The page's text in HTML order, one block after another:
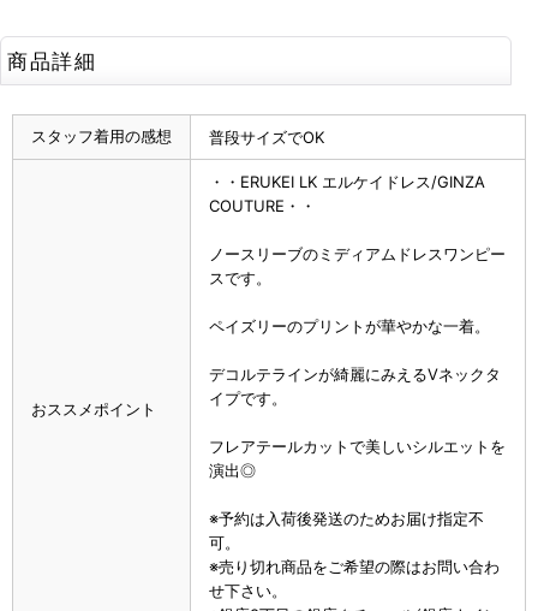
商品詳細
スタッフ着用の感想 普段サイズでOK
おススメポイント
・・ERUKEI LK エルケイドレス/GINZA
COUTURE・・
ノースリーブのミディアムドレスワンピー
スです。
ペイズリーのプリントが華やかな一着。
デコルテラインが綺麗にみえるVネックタ
イプです。
フレアテールカットで美しいシルエットを
演出◎
※予約は入荷後発送のためお届け指定不
可。
※売り切れ商品をご希望の際はお問い合わ
せ下さい。